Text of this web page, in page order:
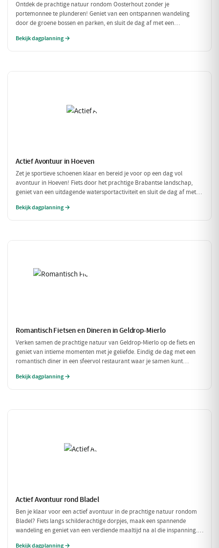
Ontdek de prachtige natuur rondom Oosterhout zonder je
portemonnee te plunderen! Geniet van een ontspannen wandeling
door de groene bossen en parken, en sluit de dag af met een
vrienden of gezin!
Bekijk dagplanning →
Actief Avontuur in Hoeven
Zet je sportieve schoenen klaar en bereid je voor op een dag vol
avontuur in Hoeven! Fiets door het prachtige Brabantse landschap,
geniet van een uitdagende watersportactiviteit en sluit de dag af met
zijn in de natuur!
Bekijk dagplanning →
Romantisch Fietsen en Dineren in Geldrop-Mierlo
Verken samen de prachtige natuur van Geldrop-Mierlo op de fiets en
geniet van intieme momenten met je geliefde. Eindig de dag met een
romantisch diner in een sfeervol restaurant waar je samen kunt
Bekijk dagplanning →
Actief Avontuur rond Bladel
Ben je klaar voor een actief avontuur in de prachtige natuur rondom
Bladel? Fiets langs schilderachtige dorpjes, maak een spannende
wandeling en geniet van een verdiende maaltijd na al die inspanning.
Bekijk dagplanning →